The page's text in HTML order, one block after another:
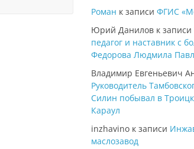
Роман к записи ФГИС
Юрий Данилов к записи
педагог и наставник с
Федорова Людмила
Владимир Евгеньевич
Руководитель
Силин побывал в
Караул
inzhavino к записи
маслозавод